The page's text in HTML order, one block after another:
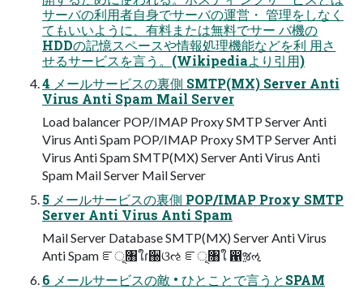
サーバの利用者自身でサーバの運営・ 管理をしなく
てもいいように、有料または無料でサー バ機の
HDDの記憶スペースや情報処理機能などを利 用さ
せるサービスを言う。(Wikipediaより引用)
4 メールサービスの裏側 SMTP(MX) Server Anti
Virus Anti Spam Mail Server
Load balancer POP/IMAP Proxy SMTP Server Anti
Virus Anti Spam POP/IMAP Proxy SMTP Server Anti
Virus Anti Spam SMTP(MX) Server Anti Virus Anti
Spam Mail Server Mail Server
5 メールサービスの裏側 POP/IMAP Proxy SMTP
Server Anti Virus Anti Spam
Mail Server Database SMTP(MX) Server Anti Virus
Anti Spam ೝূ৘ใɾ઀ଓઌ ೝূ৘ใ ഑ૹઌ
6 メールサービスの敵 • ひとことで言うとSPAM